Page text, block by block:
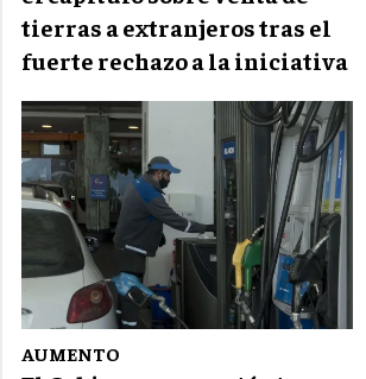
tierras a extranjeros tras el
fuerte rechazo a la iniciativa
AUMENTO